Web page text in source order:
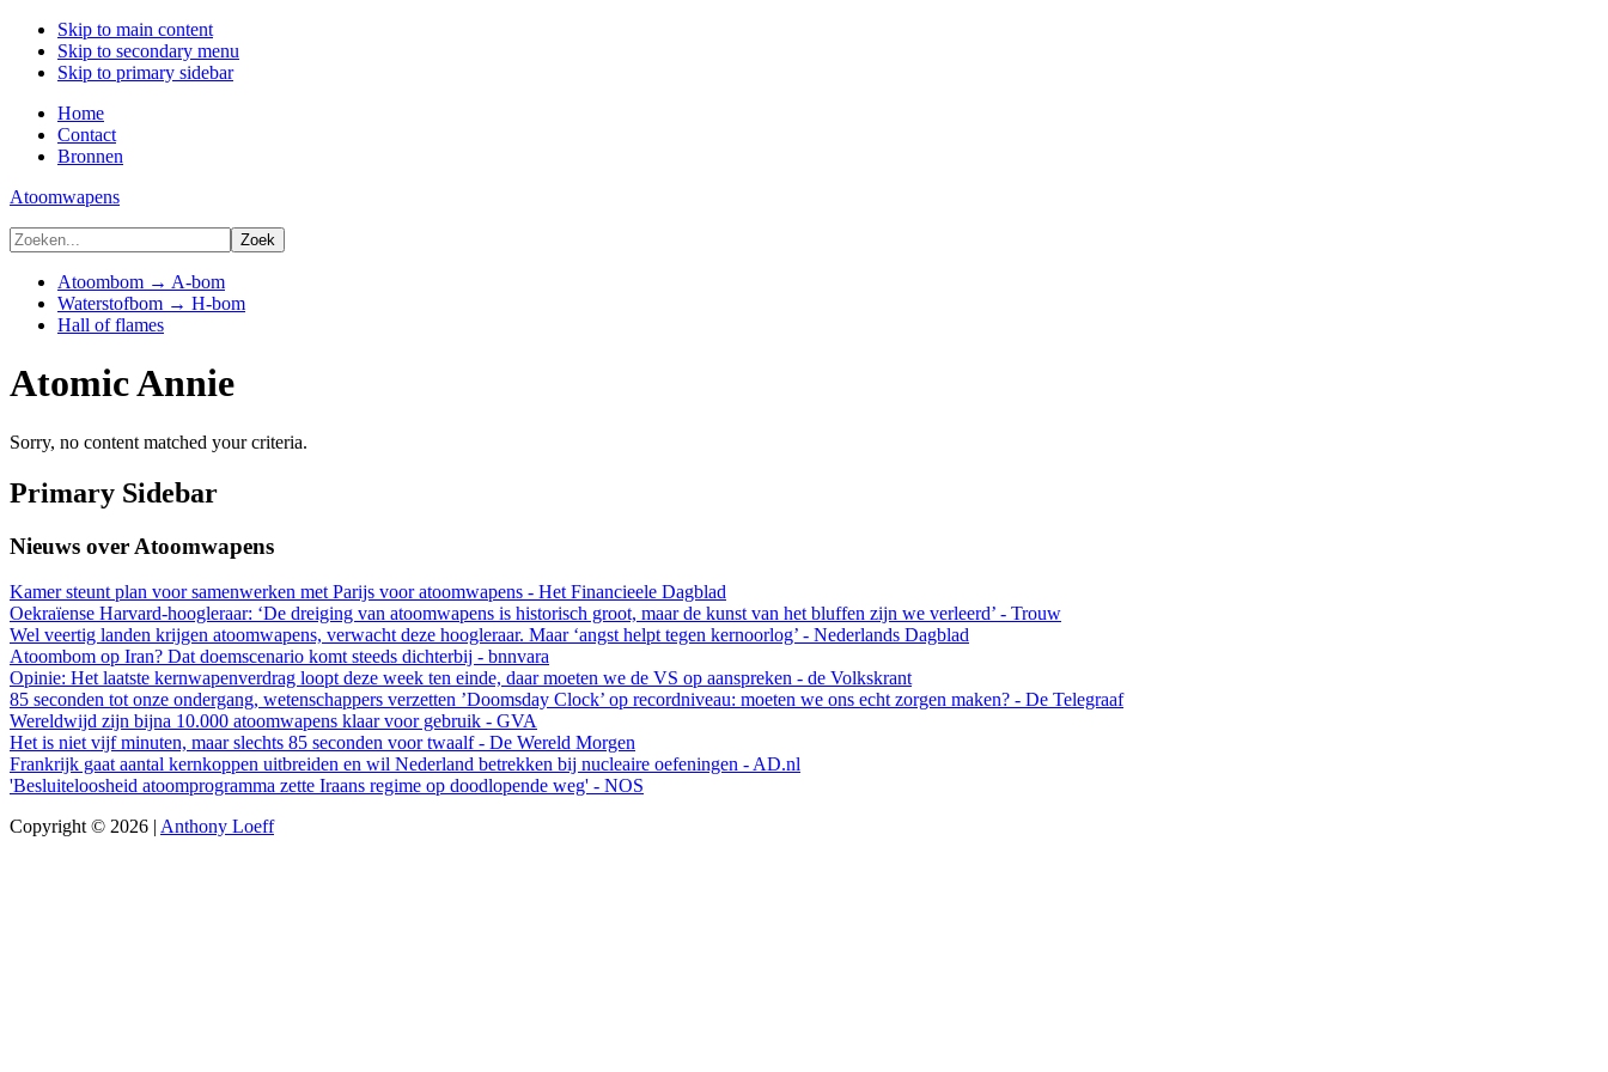
Skip to main content
Skip to secondary menu
Skip to primary sidebar
Home
Contact
Bronnen
Atoomwapens
Atoombom → A-bom
Waterstofbom → H-bom
Hall of flames
Atomic Annie
Sorry, no content matched your criteria.
Primary Sidebar
Nieuws over Atoomwapens
Kamer steunt plan voor samenwerken met Parijs voor atoomwapens - Het Financieele Dagblad
Oekraïense Harvard-hoogleraar: ‘De dreiging van atoomwapens is historisch groot, maar de kunst van het bluffen zijn we verleerd’ - Trouw
Wel veertig landen krijgen atoomwapens, verwacht deze hoogleraar. Maar ‘angst helpt tegen kernoorlog’ - Nederlands Dagblad
Atoombom op Iran? Dat doemscenario komt steeds dichterbij - bnnvara
Opinie: Het laatste kernwapenverdrag loopt deze week ten einde, daar moeten we de VS op aanspreken - de Volkskrant
85 seconden tot onze ondergang, wetenschappers verzetten ’Doomsday Clock’ op recordniveau: moeten we ons echt zorgen maken? - De Telegraaf
Wereldwijd zijn bijna 10.000 atoomwapens klaar voor gebruik - GVA
Het is niet vijf minuten, maar slechts 85 seconden voor twaalf - De Wereld Morgen
Frankrijk gaat aantal kernkoppen uitbreiden en wil Nederland betrekken bij nucleaire oefeningen - AD.nl
'Besluiteloosheid atoomprogramma zette Iraans regime op doodlopende weg' - NOS
Copyright © 2026 | Anthony Loeff